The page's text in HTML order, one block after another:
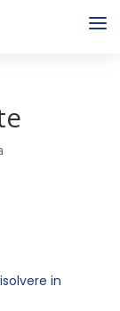
in